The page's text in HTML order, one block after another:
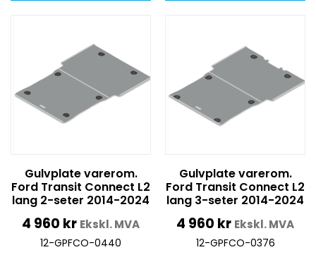
Gulvplate varerom.
Ford Transit Connect L2
lang 2-seter 2014-2024
4 960 kr Ekskl. MVA
12-GPFCO-0440
Gulvplate varerom.
Ford Transit Connect L2
lang 3-seter 2014-2024
4 960 kr Ekskl. MVA
12-GPFCO-0376